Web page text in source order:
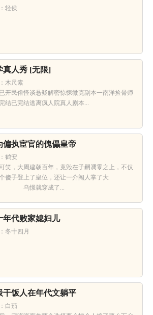
轻侯
真人秀 [无限]
木尺素
开民俗怪谈悬疑解密惊悚微克副本一南洋捡骨师
结已完结逃离疯人院真人剧本...
偏执宦官的傀儡皇帝
鹤安
笑，大周建朝百年，竟毁在子嗣凋零之上，不仅
傻子登上了皇位，还让一介阉人掌了大
乌憬就穿成了...
年代败家媳妇儿
冬十四月
干饭人在年代文躺平
白茄